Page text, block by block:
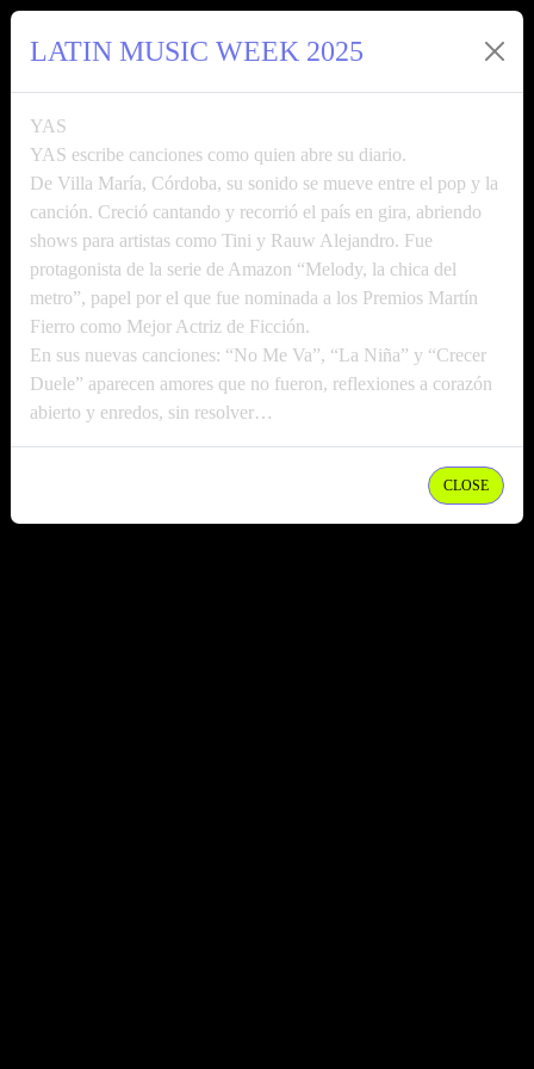
LATIN MUSIC WEEK 2025
YAS
YAS escribe canciones como quien abre su diario.
De Villa María, Córdoba, su sonido se mueve entre el pop y la
canción. Creció cantando y recorrió el país en gira, abriendo
shows para artistas como Tini y Rauw Alejandro. Fue
protagonista de la serie de Amazon “Melody, la chica del
metro”, papel por el que fue nominada a los Premios Martín
Fierro como Mejor Actriz de Ficción.
En sus nuevas canciones: “No Me Va”, “La Niña” y “Crecer
Duele” aparecen amores que no fueron, reflexiones a corazón
abierto y enredos, sin resolver…
CLOSE